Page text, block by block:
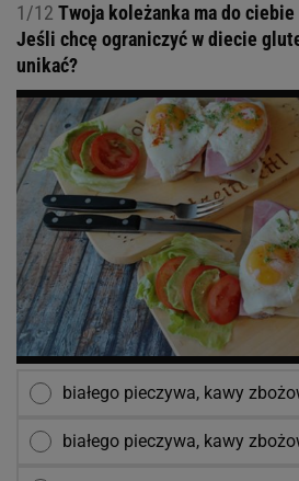
1/12 Twoja koleżanka ma do
Jeśli chcę ograniczyć w diecie
unikać?
białego pieczywa, kawy
białego pieczywa, kawy